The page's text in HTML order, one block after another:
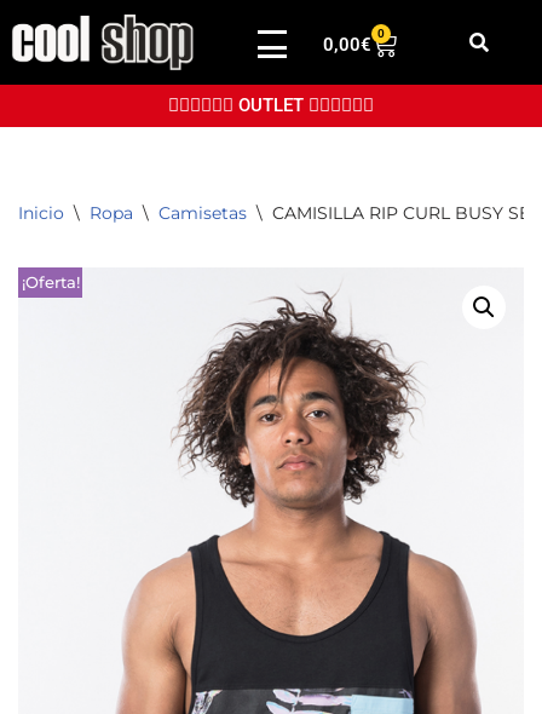
Saltar
contenido
0,00€
0
👉🏼👉🏼👉🏼 OUTLET 👈🏼👈🏼👈🏼
Inicio \ Ropa \ Camisetas \ CAMISILLA RIP CURL BUSY
¡Oferta!